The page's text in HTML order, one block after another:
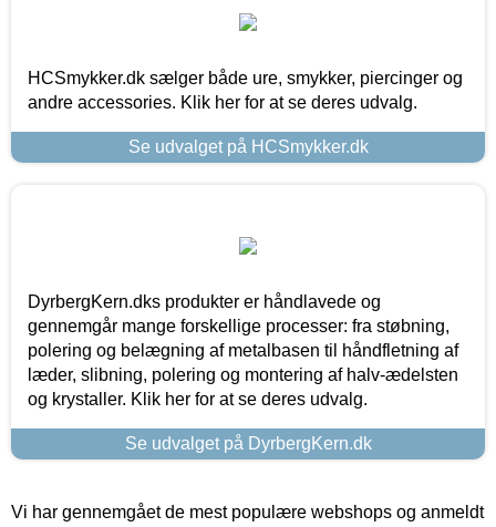
HCSmykker.dk sælger både ure, smykker, piercinger og
andre accessories. Klik her for at se deres udvalg.
Se udvalget på HCSmykker.dk
DyrbergKern.dks produkter er håndlavede og
gennemgår mange forskellige processer: fra støbning,
polering og belægning af metalbasen til håndfletning af
læder, slibning, polering og montering af halv-ædelsten
og krystaller. Klik her for at se deres udvalg.
Se udvalget på DyrbergKern.dk
Vi har gennemgået de mest populære webshops og anmeldt